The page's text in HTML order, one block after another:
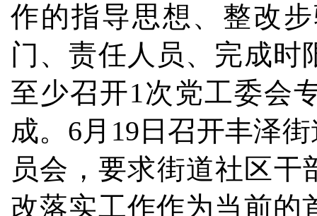
作的指导思想、整改
门、责任人员、完成时
至少召开1次党工委会
成。6月19日召开丰泽
员会，要求街道社区干
改落实工作作为当前的